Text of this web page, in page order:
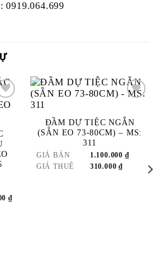
₫GIÁ
ADD
TO
WISHLIST
ĐẦM DỰ TIỆC NGẮN
(SẴN EO 73-80CM) – MS:
311
GIÁ BÁN 1.100.000 ₫
GIÁ THUÊ
310.000₫